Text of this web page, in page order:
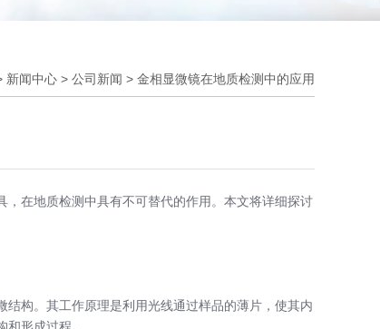
新闻中心 > 公司新闻 > 金相显微镜在地质检测中的应用
在地质检测中具有不可替代的作用。本文将详细探讨
构。其工作原理是利用光线通过样品的薄片，使其内
形成过程。